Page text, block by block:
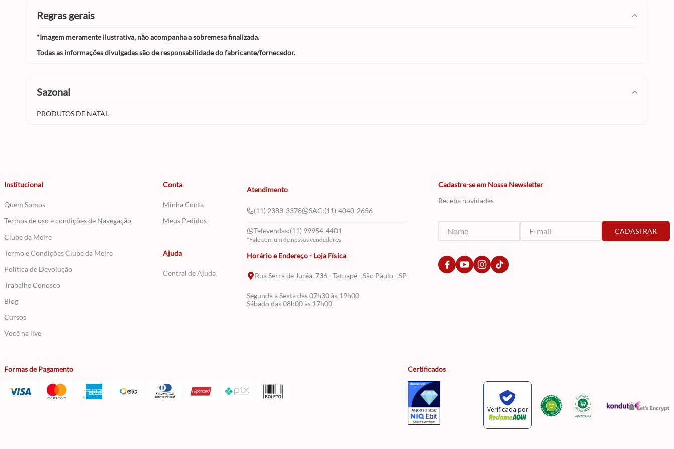
regras gerais
*Imagem meramente ilustrativa, não acompanha a sobremesa finalizada.
Todas as informações divulgadas são de responsabilidade do fabricante/fornecedor.
sazonal
PRODUTOS DE NATAL
Institucional
Quem Somos
Termos de uso e condições de Navegação
Clube da Meire
Termo e Condições Clube da Meire
Política de Devolução
Trabalhe Conosco
Blog
Cursos
Você na live
Conta
Minha Conta
Meus Pedidos
Ajuda
Central de Ajuda
Atendimento
(11) 2388-3378 SAC:(11) 4040-2656
Televendas:(11) 99954-4401
*Fale com um de nossos vendedores
Horário e Endereço - Loja Física
Rua Serra de Juréa, 736 - Tatuapé - São Paulo - SP
Segunda a Sexta das 07h30 às 19h00
Sábado das 08h00 às 17h00
Cadastre-se em Nossa Newsletter
Receba novidades
CADASTRAR
Formas de Pagamento Certificados